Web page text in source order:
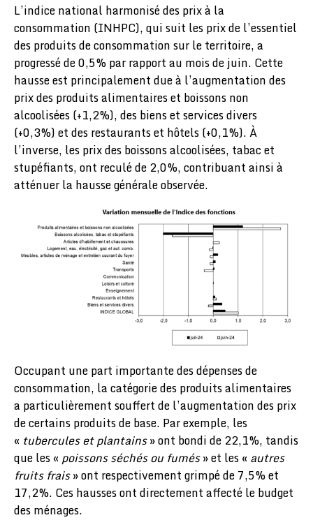
L’indice national harmonisé des prix à la
consommation (INHPC), qui suit les prix de l’essentiel
des produits de consommation sur le territoire, a
progressé de 0,5% par rapport au mois de juin. Cette
hausse est principalement due à l’augmentation des
prix des produits alimentaires et boissons non
alcoolisées (+1,2%), des biens et services divers
(+0,3%) et des restaurants et hôtels (+0,1%). À
l’inverse, les prix des boissons alcoolisées, tabac et
stupéfiants, ont reculé de 2,0%, contribuant ainsi à
atténuer la hausse générale observée.
Occupant une part importante des dépenses de
consommation, la catégorie des produits alimentaires
a particulièrement souffert de l’augmentation des prix
de certains produits de base. Par exemple, les
« tubercules et plantains» ont bondi de 22,1%, tandis
que les « poissons séchés ou fumés» et les « autres
fruits frais» ont respectivement grimpé de 7,5% et
17,2%. Ces hausses ont directement affecté le budget
des ménages.